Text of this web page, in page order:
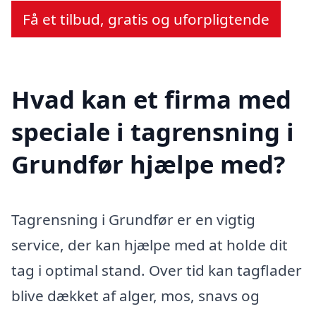
Få et tilbud, gratis og uforpligtende
Hvad kan et firma med
speciale i tagrensning i
Grundfør hjælpe med?
Tagrensning i Grundfør er en vigtig
service, der kan hjælpe med at holde dit
tag i optimal stand. Over tid kan tagflader
blive dækket af alger, mos, snavs og